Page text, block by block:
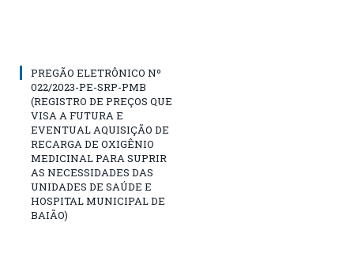
PREGÃO ELETRÔNICO Nº
022/2023-PE-SRP-PMB
(REGISTRO DE PREÇOS QUE
VISA A FUTURA E
EVENTUAL AQUISIÇÃO DE
RECARGA DE OXIGÊNIO
MEDICINAL PARA SUPRIR
AS NECESSIDADES DAS
UNIDADES DE SAÚDE E
HOSPITAL MUNICIPAL DE
BAIÃO)